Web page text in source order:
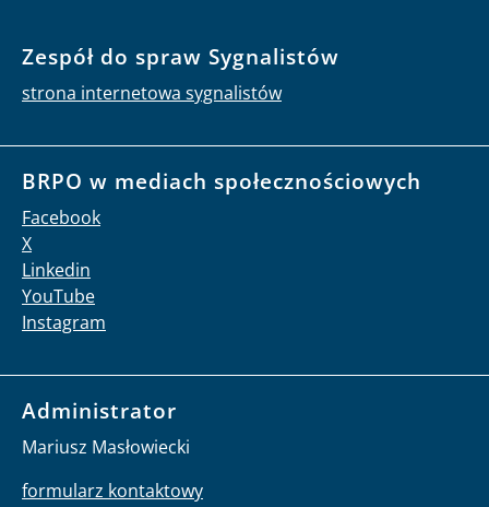
Zespół do spraw Sygnalistów
strona internetowa sygnalistów
BRPO w mediach społecznościowych
Facebook
X
Linkedin
YouTube
Instagram
Administrator
Mariusz Masłowiecki
formularz kontaktowy